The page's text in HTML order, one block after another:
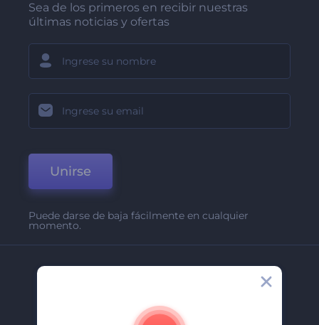
Sea de los primeros en recibir nuestras
últimas noticias y ofertas
Unirse
Puede darse de baja fácilmente en cualquier
momento.